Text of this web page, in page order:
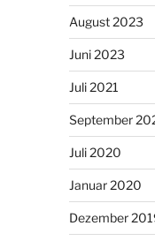
August 2023
Juni 2023
Juli 2021
September
Juli 2020
Januar 2020
Dezember